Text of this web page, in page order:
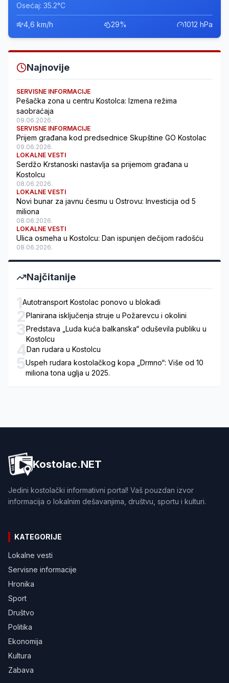
Osećaj: 35.2°C
4,6 km/h 29% 1012 hPa
Najnovije
SERVISNE INFORMACIJE
Pešačka zona u centru Kostolca: Izmena režima
saobraćaja
09.06.2026.
SERVISNE INFORMACIJE
Prijem građana kod predsednice Skupštine GO Kostolac
09.06.2026.
LOKALNE VESTI
Serdžo Krstanoski nastavlja sa prijemom građana u
Kostolcu
08.06.2026.
LOKALNE VESTI
Novi bunar za javnu česmu u Ostrovu: Investicija od 5
miliona
08.06.2026.
LOKALNE VESTI
Ulica osmeha u Kostolcu: Dan ispunjen dečijom radošću
08.06.2026.
Najčitanije
1Autotransport Kostolac ponovo u blokadi
2Planirana isključenja struje u Požarevcu i okolini
3Predstava „Luda kuća balkanska“ oduševila publiku u
Kostolcu
4Dan rudara u Kostolcu
5Uspeh rudara kostolačkog kopa „Drmno“: Više od 10
miliona tona uglja u 2025.
Kostolac.NET
Jedini kostolački informativni portal! Vaš pouzdan izvor
informacija o lokalnim dešavanjima, društvu, sportu i kulturi.
KATEGORIJE
Lokalne vesti
Servisne informacije
Hronika
Sport
Društvo
Politika
Ekonomija
Kultura
Zabava